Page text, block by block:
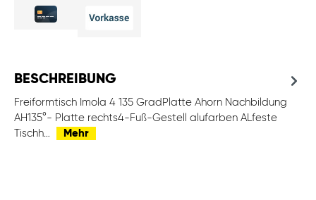
BESCHREIBUNG
Freiformtisch Imola 4 135 GradPlatte Ahorn Nachbildung
AH135°- Platte rechts4-Fuß-Gestell alufarben ALfeste
Tischh…
Mehr